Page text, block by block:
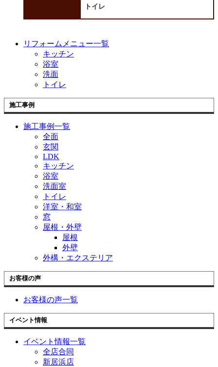
トイレ
リフォームメニュー一覧
キッチン
浴室
洗面
トイレ
施工事例
施工事例一覧
全面
玄関
LDK
キッチン
浴室
洗面室
トイレ
洋室・和室
窓
屋根・外壁
屋根
外壁
外構・エクステリア
お客様の声
お客様の声一覧
イベント情報
イベント情報一覧
全店合同
新居浜店